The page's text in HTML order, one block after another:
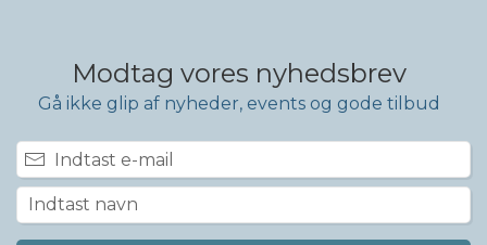
Modtag vores nyhedsbrev
Gå ikke glip af nyheder, events og gode tilbud